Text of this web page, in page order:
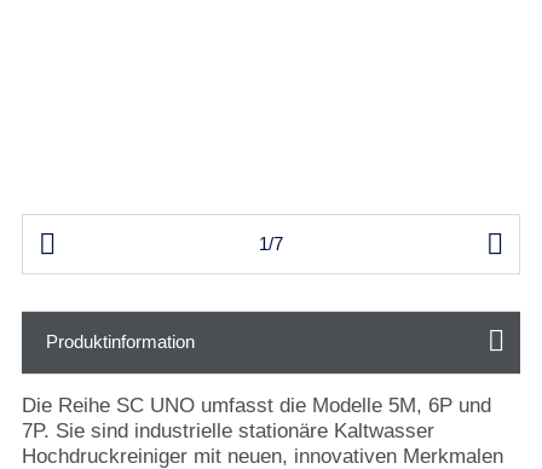
 1/7 
Produktinformation
Die Reihe SC UNO umfasst die Modelle 5M, 6P und
7P. Sie sind industrielle stationäre Kaltwasser
Hochdruckreiniger mit neuen, innovativen Merkmalen